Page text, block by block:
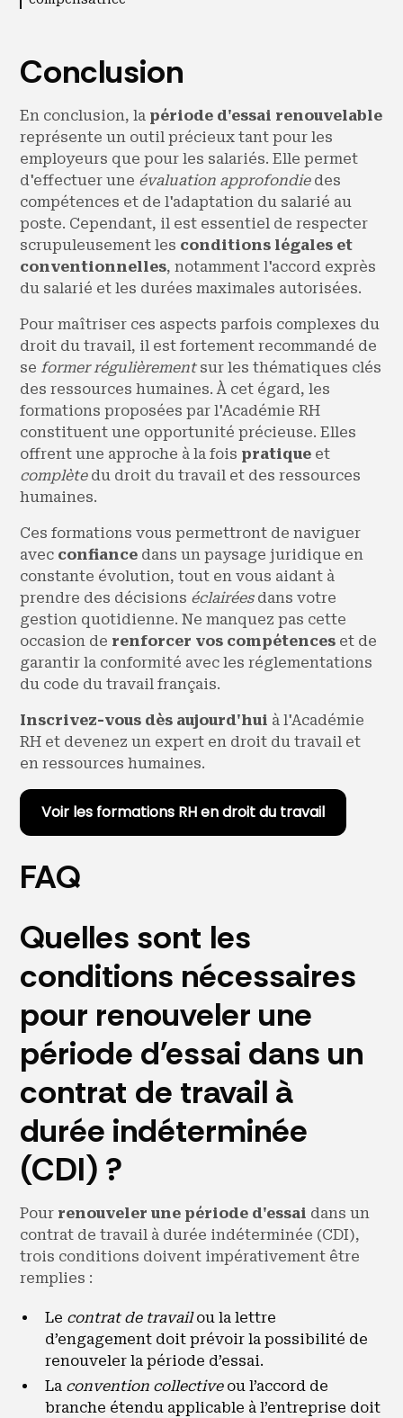
Conclusion
En conclusion, la période d'essai renouvelable
représente un outil précieux tant pour les
employeurs que pour les salariés. Elle permet
d'effectuer une évaluation approfondiedes
compétences et de l'adaptation du salarié au
poste. Cependant, il est essentiel de respecter
scrupuleusement les conditions légales et
conventionnelles, notamment l'accord exprès
du salarié et les durées maximales autorisées.
Pour maîtriser ces aspects parfois complexes du
droit du travail, il est fortement recommandé de
se former régulièrementsur les thématiques clés
des ressources humaines. À cet égard, les
formations proposées par l'Académie RH
constituent une opportunité précieuse. Elles
offrent une approche à la fois pratique et
complètedu droit du travail et des ressources
humaines.
Ces formations vous permettront de naviguer
avec confiance dans un paysage juridique en
constante évolution, tout en vous aidant à
prendre des décisions éclairéesdans votre
gestion quotidienne. Ne manquez pas cette
occasion de renforcer vos compétences et de
garantir la conformité avec les réglementations
du code du travail français.
Inscrivez-vous dès aujourd'hui à l'Académie
RH et devenez un expert en droit du travail et
en ressources humaines.
Voir les formations RH en droit du travail
FAQ
Quelles sont les
conditions nécessaires
pour renouveler une
période d'essai dans un
contrat de travail à
durée indéterminée
(CDI) ?
Pour renouveler une période d'essai dans un
contrat de travail à durée indéterminée (CDI),
trois conditions doivent impérativement être
remplies :
Le contrat de travailou la lettre
d’engagement doit prévoir la possibilité de
renouveler la période d’essai.
La convention collectiveou l’accord de
branche étendu applicable à l’entreprise doit